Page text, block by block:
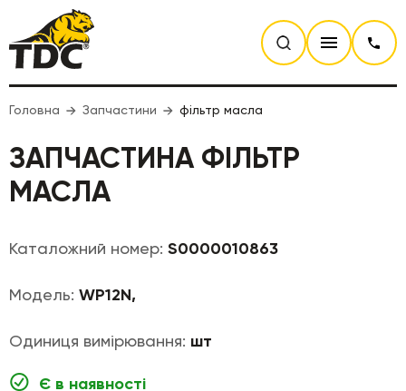
Головна Запчастини фільтр масла
ЗАПЧАСТИНА ФІЛЬТР
МАСЛА
Каталожний номер: S0000010863
Модель: WP12N,
Одиниця вимірювання: шт
Є в наявності